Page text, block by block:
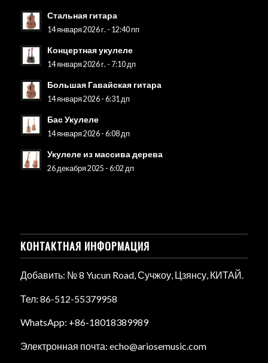
Стальная гитара
14 января 2026 г. - 12:40 пп
Концертная укулеле
14 января 2026 г. - 7:10 дп
Большая Гавайская гитара
14 января 2026 - 6:31 дп
Бас Укулеле
14 января 2026 - 6:08 дп
Укулеле из массива дерева
26 декабря 2025 - 6:02 дп
КОНТАКТНАЯ ИНФОРМАЦИЯ
Добавить: № 8 Yucun Road, Сучжоу, Цзянсу, КИТАЙ.
Тел: 86-512-55379958
WhatsApp: +86-18018389989
Электронная почта: echo@ariosemusic.com